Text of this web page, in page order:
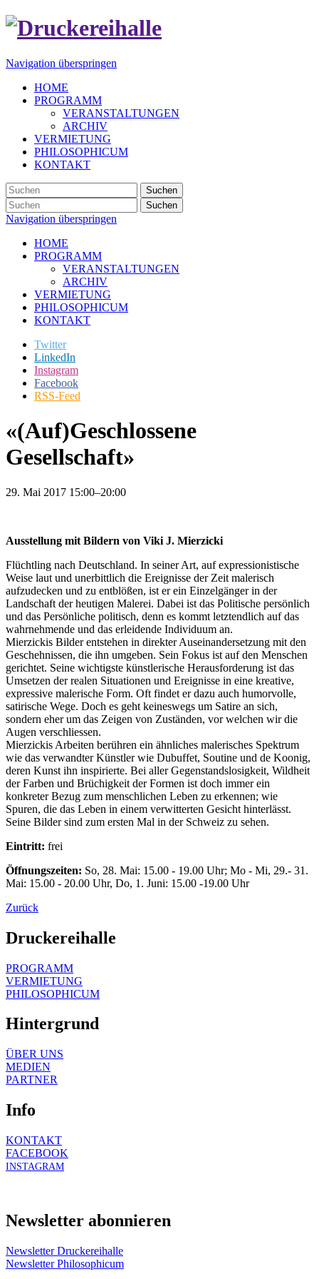
Navigation überspringen
HOME
PROGRAMM
VERANSTALTUNGEN
ARCHIV
VERMIETUNG
PHILOSOPHICUM
KONTAKT
Suchen
Suchen
Navigation überspringen
HOME
PROGRAMM
VERANSTALTUNGEN
ARCHIV
VERMIETUNG
PHILOSOPHICUM
KONTAKT
Twitter
LinkedIn
Instagram
Facebook
RSS-Feed
«(Auf)Geschlossene
Gesellschaft»
29. Mai 2017 15:00–20:00
Ausstellung mit Bildern von Viki J. Mierzicki
Flüchtling nach Deutschland. In seiner Art, auf expressionistische
Weise laut und unerbittlich die Ereignisse der Zeit malerisch
aufzudecken und zu entblößen, ist er ein Einzelgänger in der
Landschaft der heutigen Malerei. Dabei ist das Politische persönlich
und das Persönliche politisch, denn es kommt letztendlich auf das
wahrnehmende und das erleidende Individuum an.
Mierzickis Bilder entstehen in direkter Auseinandersetzung mit den
Geschehnissen, die ihn umgeben. Sein Fokus ist auf den Menschen
gerichtet. Seine wichtigste künstlerische Herausforderung ist das
Umsetzen der realen Situationen und Ereignisse in eine kreative,
expressive malerische Form. Oft findet er dazu auch humorvolle,
satirische Wege. Doch es geht keineswegs um Satire an sich,
sondern eher um das Zeigen von Zuständen, vor welchen wir die
Augen verschliessen.
Mierzickis Arbeiten berühren ein ähnliches malerisches Spektrum
wie das verwandter Künstler wie Dubuffet, Soutine und de Koonig,
deren Kunst ihn inspirierte. Bei aller Gegenstandslosigkeit, Wildheit
der Farben und Brüchigkeit der Formen ist doch immer ein
konkreter Bezug zum menschlichen Leben zu erkennen; wie
Spuren, die das Leben in einem verwitterten Gesicht hinterlässt.
Seine Bilder sind zum ersten Mal in der Schweiz zu sehen.
Eintritt: frei
Öffnungszeiten: So, 28. Mai: 15.00 - 19.00 Uhr; Mo - Mi, 29.- 31.
Mai: 15.00 - 20.00 Uhr, Do, 1. Juni: 15.00 -19.00 Uhr
Zurück
Druckereihalle
PROGRAMM
VERMIETUNG
PHILOSOPHICUM
Hintergrund
ÜBER UNS
MEDIEN
PARTNER
Info
KONTAKT
FACEBOOK
INSTAGRAM
Newsletter abonnieren
Newsletter Druckereihalle
Newsletter Philosophicum